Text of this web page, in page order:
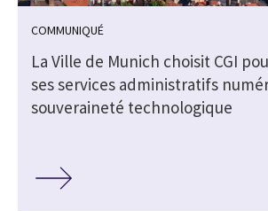
COMMUNIQUÉ
La Ville de Munich choisit CGI
ses services administratifs
souveraineté technologique